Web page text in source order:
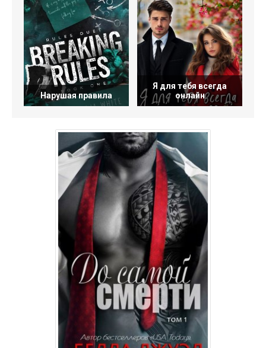
Нарушая правила
Я для тебя всегда
онлайн